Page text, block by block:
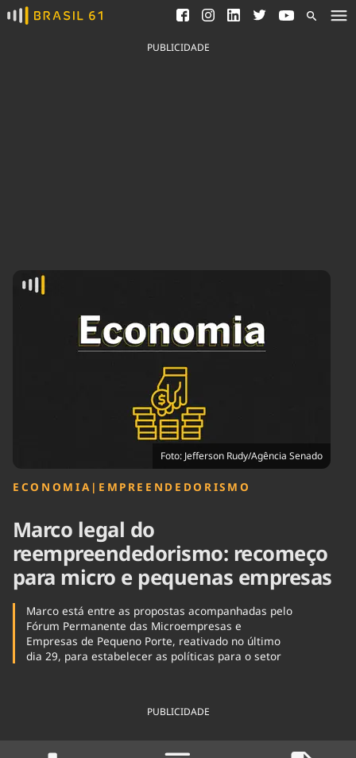
Ver todas as notícias
Saneamento
Indicadores
Agronegócios
Economia
Educação
Infraestrutura
Internacional
Podcast
Política
Saúde
PUBLICIDADE
Foto: Jefferson Rudy/Agência Senado
ECONOMIA | EMPREENDEDORISMO
Marco legal do
reempreendedorismo: recomeço
para micro e pequenas empresas
Marco está entre as propostas acompanhadas pelo
Fórum Permanente das Microempresas e
Empresas de Pequeno Porte, reativado no último
dia 29, para estabelecer as políticas para o setor
PUBLICIDADE